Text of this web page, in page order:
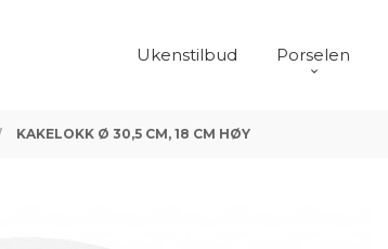
Ukenstilbud Porselen
KAKELOKK Ø 30,5 CM, 18 CM HØY